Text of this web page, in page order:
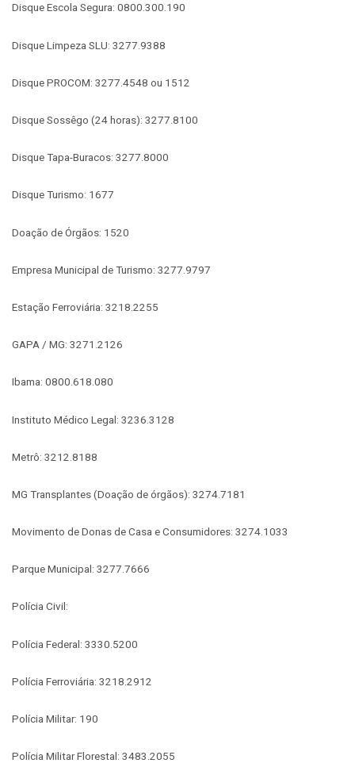
Disque Escola Segura: 0800.300.190
Disque Limpeza SLU: 3277.9388
Disque PROCOM: 3277.4548 ou 1512
Disque Sossêgo (24 horas): 3277.8100
Disque Tapa-Buracos: 3277.8000
Disque Turismo: 1677
Doação de Órgãos: 1520
Empresa Municipal de Turismo: 3277.9797
Estação Ferroviária: 3218.2255
GAPA / MG: 3271.2126
Ibama: 0800.618.080
Instituto Médico Legal: 3236.3128
Metrô: 3212.8188
MG Transplantes (Doação de órgãos): 3274.7181
Movimento de Donas de Casa e Consumidores: 3274.1033
Parque Municipal: 3277.7666
Polícia Civil:
Polícia Federal: 3330.5200
Polícia Ferroviária: 3218.2912
Polícia Militar: 190
Polícia Militar Florestal: 3483.2055